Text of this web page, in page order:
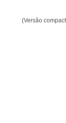
(Versão